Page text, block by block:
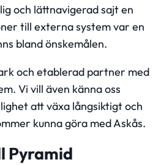
och lättnavigerad sajt en
till externa system var en
bland önskemålen.
och etablerad partner med
Vi vill även känna oss
att växa långsiktigt och
kunna göra med Askås.
Pyramid